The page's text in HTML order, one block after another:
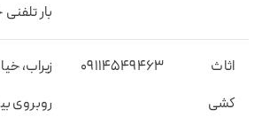
بار تلفنی
اثاث
کشی
09114549463
زیراب،
روبروی